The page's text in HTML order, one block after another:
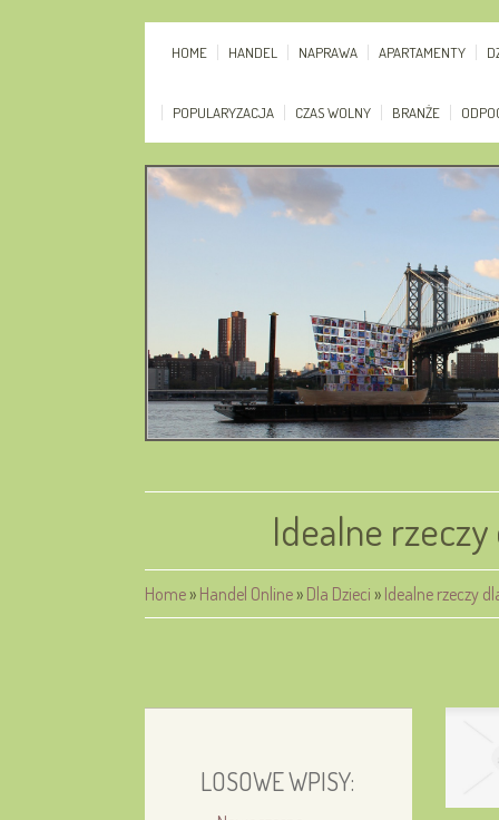
HOME HANDEL NAPRAWA APARTAMENTY
POPULARYZACJA CZAS WOLNY BRANŻE
Idealne
Home» Handel Online» Dla Dzieci » Idealne rzeczy
LOSOWE WPISY: